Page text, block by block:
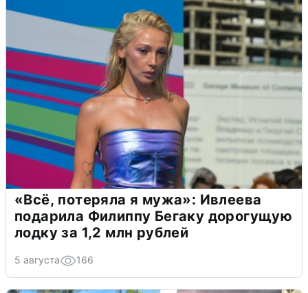
«Всё, потеряла я мужа»: Ивлеева
подарила Филиппу Бегаку дорогущую
лодку за 1,2 млн рублей
5 августа 166